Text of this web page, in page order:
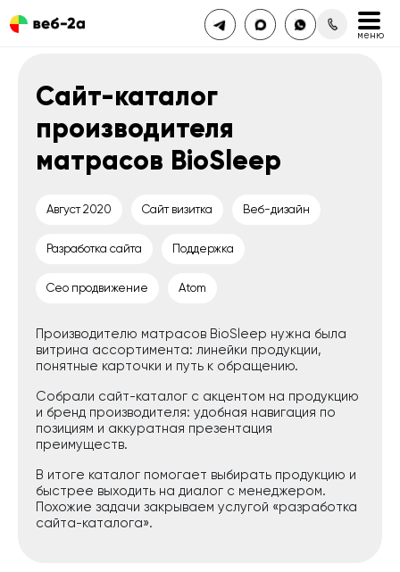
Сайт-каталог
производителя
матрасов BioSleep
Август 2020 Сайт визитка Веб-дизайн
Разработка сайта Поддержка
Сео продвижение Atom
Производителю матрасов BioSleep нужна была
витрина ассортимента: линейки продукции,
понятные карточки и путь к обращению.
Собрали сайт-каталог с акцентом на продукцию
и бренд производителя: удобная навигация по
позициям и аккуратная презентация
преимуществ.
В итоге каталог помогает выбирать продукцию и
быстрее выходить на диалог с менеджером.
Похожие задачи закрываем услугой «разработка
сайта-каталога».